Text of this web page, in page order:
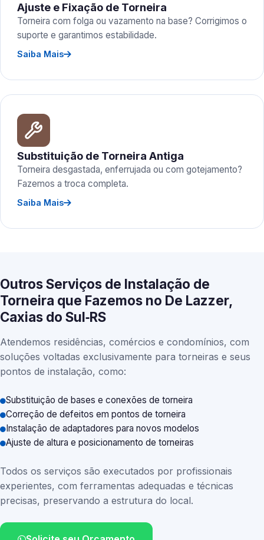
Ajuste e Fixação de Torneira
Torneira com folga ou vazamento na base? Corrigimos o
suporte e garantimos estabilidade.
Saiba Mais
Substituição de Torneira Antiga
Torneira desgastada, enferrujada ou com gotejamento?
Fazemos a troca completa.
Saiba Mais
Outros Serviços de Instalação de
Torneira que Fazemos no De Lazzer,
Caxias do Sul‑RS
Atendemos residências, comércios e condomínios, com
soluções voltadas exclusivamente para torneiras e seus
pontos de instalação, como:
Substituição de bases e conexões de torneira
Correção de defeitos em pontos de torneira
Instalação de adaptadores para novos modelos
Ajuste de altura e posicionamento de torneiras
Todos os serviços são executados por profissionais
experientes, com ferramentas adequadas e técnicas
precisas, preservando a estrutura do local.